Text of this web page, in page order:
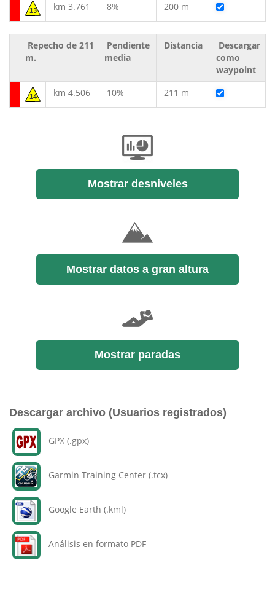
13 km 3.761 8% 200 m
Repecho de 211
m.
Pendiente
media
Distancia
Descargar
como
waypoint
14 km 4.506 10% 211 m
Mostrar desniveles
Mostrar datos a gran altura
Mostrar paradas
Descargar archivo (Usuarios registrados)
GPX (.gpx)
Garmin Training Center (.tcx)
Google Earth (.kml)
Análisis en formato PDF